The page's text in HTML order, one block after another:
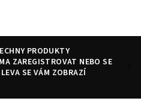
PRODUKTY
ZAREGISTROVAT NEBO SE
SE VÁM ZOBRAZÍ
HledatPřihlášeníNákupní